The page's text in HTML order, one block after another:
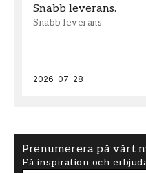
Snabb leverans.
Snabb leverans.
2026-07-28
Prenumerera på vårt
Få inspiration och